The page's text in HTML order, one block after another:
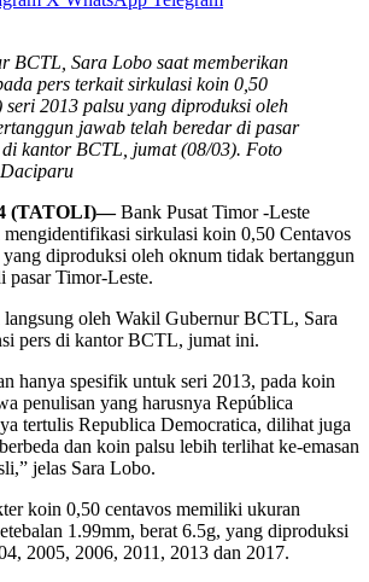
BCTL, Sara Lobo saat memberikan
pers terkait sirkulasi koin 0,50
seri 2013 palsu yang diproduksi oleh
jawab telah beredar di pasar
kantor BCTL, jumat (08/03). Foto
(TATOLI)—Bank Pusat Timor -Leste
sirkulasi koin 0,50 Centavos
diproduksi oleh oknum tidak bertanggun
pasar Timor-Leste.
oleh Wakil Gubernur BCTL, Sara
pers di kantor BCTL, jumat ini.
hanya spesifik untuk seri 2013, pada koin
penulisan yang harusnya República
tertulis Republica Democratica, dilihat juga
dan koin palsu lebih terlihat ke-emasan
jelas Sara Lobo.
koin 0,50 centavos memiliki ukuran
1.99mm, berat 6.5g, yang diproduksi
2005, 2006, 2011, 2013 dan 2017.